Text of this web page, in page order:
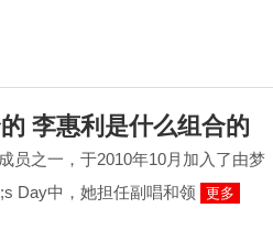
李惠利是什么组合的
员之一，于2010年10月加入了由梦
Day中，她担任副唱和领
更多